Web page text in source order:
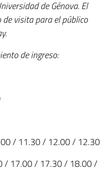
de Génova. El
visita para el público
de ingreso:
/ 11.30 / 12.00 / 12.30
/ 17.00 / 17.30 / 18.00 /